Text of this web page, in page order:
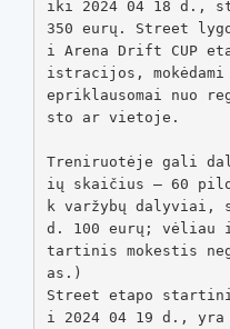
iki 2024 04 18 d.,
350 eurų. Street
i Arena Drift CUP
istracijos,
epriklausomai nuo
sto ar vietoje.
Treniruotėje gali
ių skaičius – 60
k varžybų dalyviai,
d. 100 eurų; vėliau
tartinis mokestis
as.)
Street etapo
i 2024 04 19 d.,